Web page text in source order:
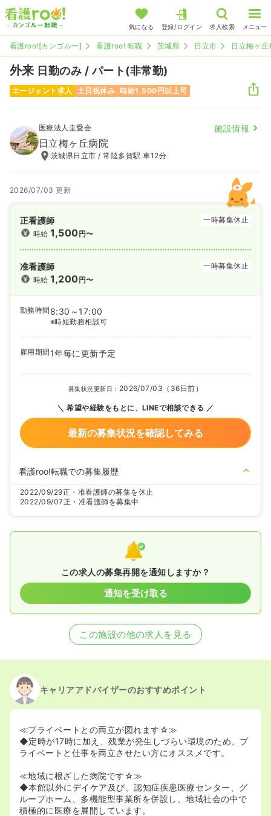
気になる 登録/ログイン 求人検索 メニュー
看護roo![カンゴルー] 看護roo! 転職 茨城県 日立市 日立梅ヶ丘
外来 日勤のみ / パート(非常勤)
エージェント求人 土日祝休み 時給1,500円以上可
医療法人圭愛会 施設情報
日立梅ヶ丘病院
茨城県日立市 / 常陸多賀駅 車12分
2026/07/03 更新
正看護師
一時募集休止
時給1,500円〜
准看護師
一時募集休止
時給1,200円〜
勤務時間 8:30～17:00
※時短勤務相談可
雇用期間 1年毎に更新予定
募集状況更新日： 2026/07/03（36日前）
希望や経験をもとに、LINEで相談できる
最新の募集状況を確認してみる
看護roo!転職での募集履歴
2022/09/29正・准看護師の募集を休止
2022/09/07正・准看護師を募集中
この求人の募集再開を通知しますか？
通知を受け取る
この施設の他の求人を見る
キャリアアドバイザーのおすすめポイント
≪プライベートとの両立が図れます☆≫
◆定時が17時に加え、残業が発生しづらい環境のため、プ
ライベートと仕事を両立させたい方にオススメです。
≪地域に根ざした病院です☆≫
◆本館以外にデイケア及び、認知症疾患医療センター、グ
ループホーム、多機能型事業所を併設し、地域社会の中で
積極的に医療を展開しています。